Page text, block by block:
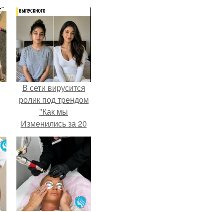
В сети вирусится
ролик под трендом
"Как мы
Изменились за 20
лет".